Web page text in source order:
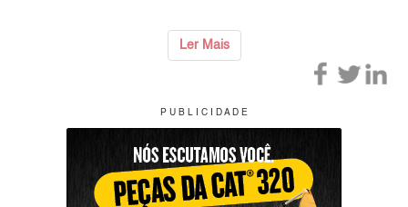
Ler Mais
P U B L I C I D A D E